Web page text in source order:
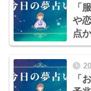
「
や
点
「